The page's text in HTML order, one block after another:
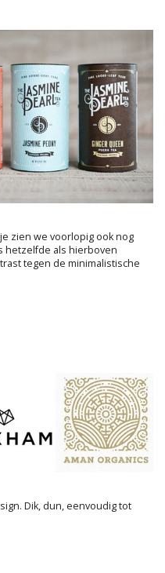
zien we voorlopig ook nog
hetzelfde als hierboven
tegen de minimalistische
Dik, dun, eenvoudig tot